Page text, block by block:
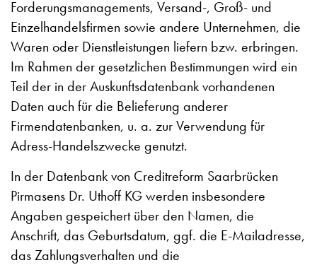
Forderungsmanagements, Versand-, Groß- und
Einzelhandelsfirmen sowie andere Unternehmen, die
Waren oder Dienstleistungen liefern bzw. erbringen.
Im Rahmen der gesetzlichen Bestimmungen wird ein
Teil der in der Auskunftsdatenbank vorhandenen
Daten auch für die Belieferung anderer
Firmendatenbanken, u. a. zur Verwendung für
Adress-Handelszwecke genutzt.
In der Datenbank von Creditreform Saarbrücken
Pirmasens Dr. Uthoff KG werden insbesondere
Angaben gespeichert über den Namen, die
Anschrift, das Geburtsdatum, ggf. die E-Mailadresse,
das Zahlungsverhalten und die